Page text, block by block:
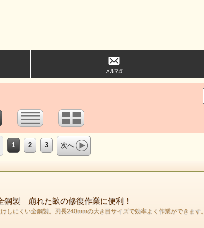
1 2 3 次へ
鋼製 崩れた畝の修復作業に便利！
にくい全鋼製。刃長240mmの大き目サイズで効率よく作業ができます。